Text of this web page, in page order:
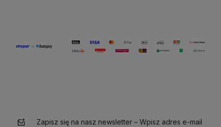
Zapisz się na nasz newsletter – Wpisz adres e-mail